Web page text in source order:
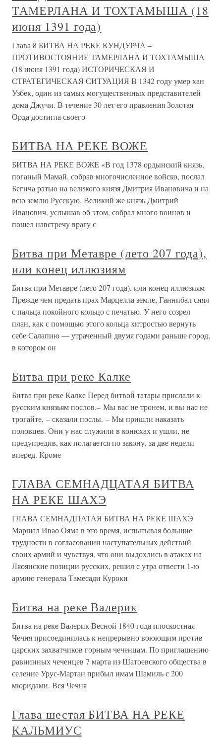
ТАМЕРЛАНА И ТОХТАМЫША (18
июня 1391 года)
Глава 8 БИТВА НА РЕКЕ КУНДУРЧА –
ПРОТИВОСТОЯНИЕ ТАМЕРЛАНА И ТОХТАМЫША
(18 июня 1391 года) ИСТОРИЧЕСКАЯ И
СТРАТЕГИЧЕСКАЯ СИТУАЦИЯ В 1342 году умер хан
Узбек, один из самых могущественных представителей
дома Джучи. В течение 30 лет его правления Золотая
Орда достигла своего
БИТВА НА РЕКЕ ВОЖЕ
БИТВА НА РЕКЕ ВОЖЕ «В год 1378 ордынский князь,
поганый Мамай, собрав многочисленное войско, послал
Бегича ратью на великого князя Дмитрия Ивановича и на
всю землю Русскую. Великий же князь Дмитрий
Иванович, услышав об этом, собрал много воинов и
пошел навстречу врагу с
Битва при Метавре (лето 207 года),
или конец иллюзиям
Битва при Метавре (лето 207 года), или конец иллюзиям
Прежде чем предать прах Марцелла земле, Ганнибал снял
с пальца покойного кольцо с печатью. У него созрел
план, как с помощью этого кольца хитростью вернуть
себе Салапию — утраченный двумя годами раньше город,
в котором он
Битва при реке Калке
Битва при реке Калке Перед битвой татары прислали к
русским князьям послов.– Мы вас не тронем, и вы нас не
трогайте, – сказали послы. – Мы пришли наказать
половцев. Они у нас служили в конюхах и ушли, не
предупредив, как полагается по закону, за две недели
вперед. Кроме
ГЛАВА СЕМНАДЦАТАЯ БИТВА
НА РЕКЕ ШАХЭ
ГЛАВА СЕМНАДЦАТАЯ БИТВА НА РЕКЕ ШАХЭ
Маршал Ивао Ояма в это время, испытывая большие
трудности в согласовании наступательных действий
своих армий и чувствуя, что они выдохлись в атаках на
Ляоянские позиции русских, решил с утра отвести 1-ю
армию генерала Тамесади Куроки
Битва на реке Валерик
Битва на реке Валерик Весной 1840 года плоскостная
Чечня присоединилась к непрерывно воюющим против
царских захватчиков горным чеченцам. По приглашению
равнинных чеченцев 7 марта из Шатоевского общества в
селение Урус-Мартан прибыл имам Шамиль с 200
мюридами. Вся Чечня
Глава шестая БИТВА НА РЕКЕ
КАЛЬМИУС